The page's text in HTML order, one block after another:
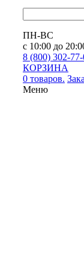
ПН-ВС
с 10:00 до
8 (800) 302-
КОРЗИНА
0 товаров.
Меню